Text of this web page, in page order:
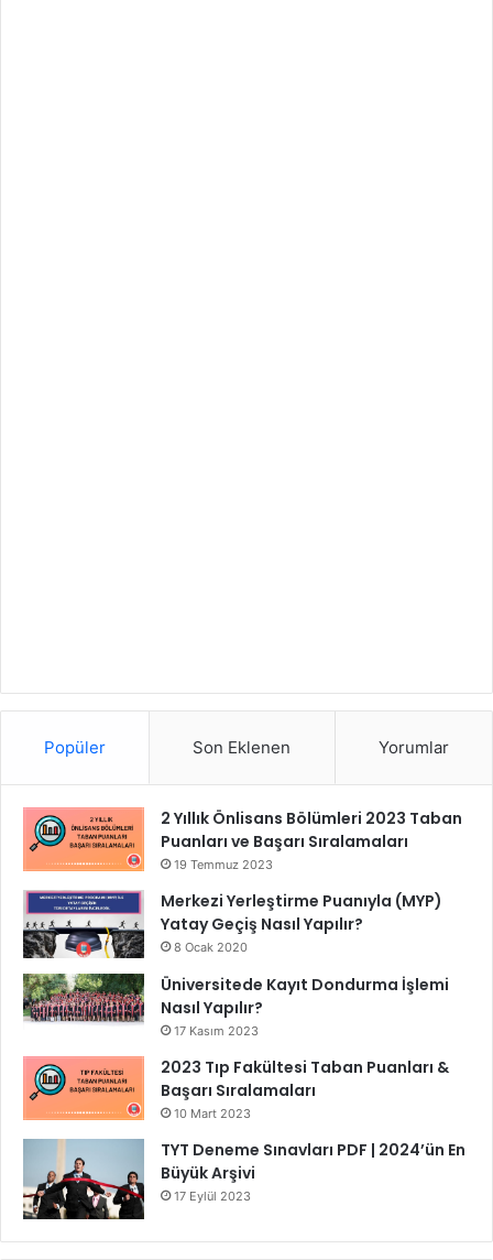
Popüler Son Eklenen Yorumlar
2 Yıllık Önlisans Bölümleri 2023 Taban
Puanları ve Başarı Sıralamaları
19 Temmuz 2023
Merkezi Yerleştirme Puanıyla (MYP)
Yatay Geçiş Nasıl Yapılır?
8 Ocak 2020
Üniversitede Kayıt Dondurma İşlemi
Nasıl Yapılır?
17 Kasım 2023
2023 Tıp Fakültesi Taban Puanları &
Başarı Sıralamaları
10 Mart 2023
TYT Deneme Sınavları PDF | 2024’ün En
Büyük Arşivi
17 Eylül 2023